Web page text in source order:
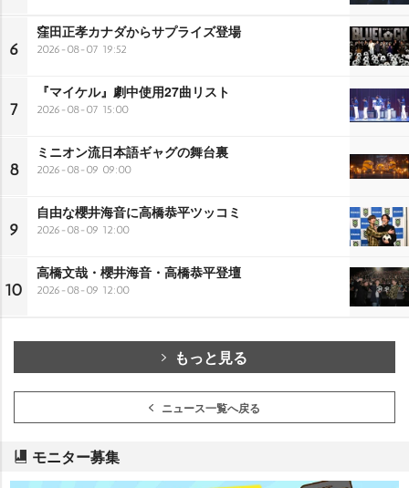
6
窪田正孝カナダからサプライズ登場
2026-08-07 19:52
7
『マイケル』劇中使用27曲リスト
2026-08-07 15:00
8
ミニオン流日本語ギャグの舞台裏
2026-08-09 09:00
9
自由な櫻井海音に高橋恭平ツッコミ
2026-08-09 12:00
10
高橋文哉・櫻井海音・高橋恭平登壇
2026-08-09 12:00
もっと見る
ニュース一覧へ戻る
モニター募集